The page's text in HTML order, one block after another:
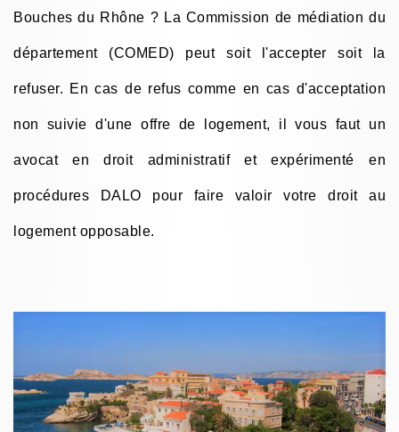
Bouches du Rhône ? La Commission de médiation du
département (COMED) peut soit l'accepter soit la
refuser. En cas de refus comme en cas d'acceptation
non suivie d'une offre de logement, il vous faut un
avocat en droit administratif et expérimenté en
procédures DALO pour faire valoir votre droit au
logement opposable.